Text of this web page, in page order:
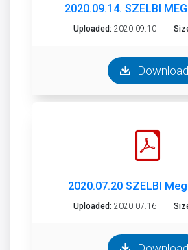
2020.09.14. SZELBI
Uploaded: 2020.09.10
Download
2020.07.20 SZELBI
Uploaded: 2020.07.16